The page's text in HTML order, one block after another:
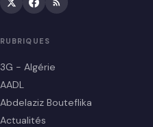
RUBRIQUES
3G - Algérie
AADL
Abdelaziz Bouteflika
Actualités